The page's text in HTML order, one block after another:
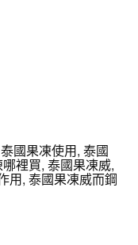
泰國果凍使用,泰國
裡買,泰國果凍威,
用,泰國果凍威而鋼